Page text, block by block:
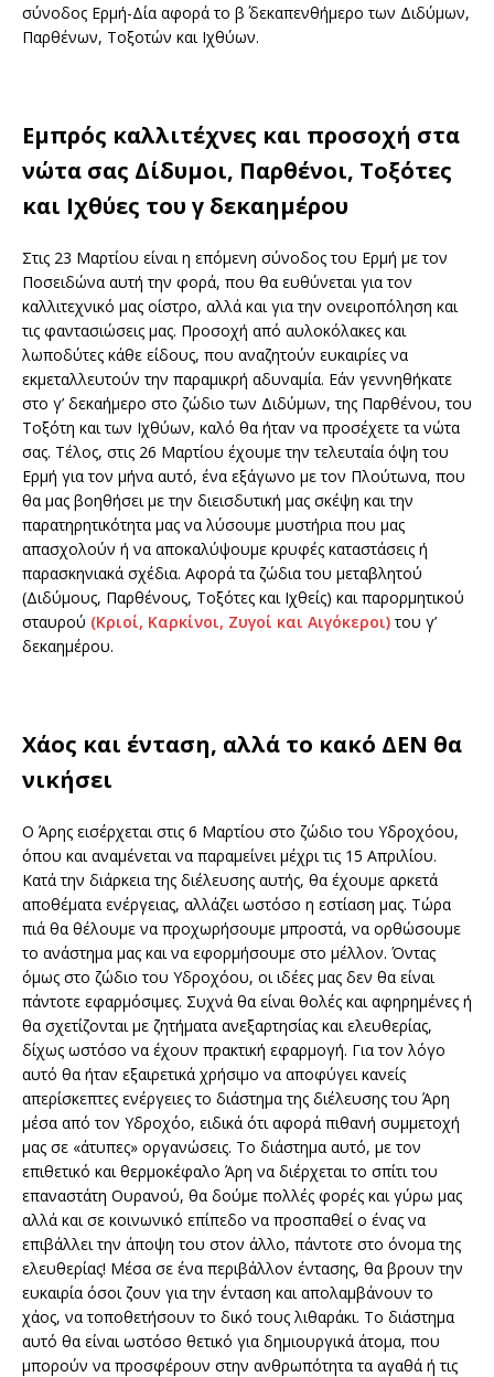
σύνοδος Ερμή-Δία αφορά το β΄ δεκαπενθήμερο των Διδύμων,
Παρθένων, Τοξοτών και Ιχθύων.
Εμπρός καλλιτέχνες και προσοχή στα
νώτα σας Δίδυμοι, Παρθένοι, Τοξότες
και Ιχθύες του γ δεκαημέρου
Στις 23 Μαρτίου είναι η επόμενη σύνοδος του Ερμή με τον
Ποσειδώνα αυτή την φορά, που θα ευθύνεται για τον
καλλιτεχνικό μας οίστρο, αλλά και για την ονειροπόληση και
τις φαντασιώσεις μας. Προσοχή από αυλοκόλακες και
λωποδύτες κάθε είδους, που αναζητούν ευκαιρίες να
εκμεταλλευτούν την παραμικρή αδυναμία. Εάν γεννηθήκατε
στο γ’ δεκαήμερο στο ζώδιο των Διδύμων, της Παρθένου, του
Τοξότη και των Ιχθύων, καλό θα ήταν να προσέχετε τα νώτα
σας. Τέλος, στις 26 Μαρτίου έχουμε την τελευταία όψη του
Ερμή για τον μήνα αυτό, ένα εξάγωνο με τον Πλούτωνα, που
θα μας βοηθήσει με την διεισδυτική μας σκέψη και την
παρατηρητικότητα μας να λύσουμε μυστήρια που μας
απασχολούν ή να αποκαλύψουμε κρυφές καταστάσεις ή
παρασκηνιακά σχέδια. Αφορά τα ζώδια του μεταβλητού
(Διδύμους, Παρθένους, Τοξότες και Ιχθείς) και παρορμητικού
σταυρού (Κριοί, Καρκίνοι, Ζυγοί και Αιγόκεροι)του γ’
δεκαημέρου.
Χάος και ένταση, αλλά το κακό ΔΕΝ θα
νικήσει
Ο Άρης εισέρχεται στις 6 Μαρτίου στο ζώδιο του Υδροχόου,
όπου και αναμένεται να παραμείνει μέχρι τις 15 Απριλίου.
Κατά την διάρκεια της διέλευσης αυτής, θα έχουμε αρκετά
αποθέματα ενέργειας, αλλάζει ωστόσο η εστίαση μας. Τώρα
πιά θα θέλουμε να προχωρήσουμε μπροστά, να ορθώσουμε
το ανάστημα μας και να εφορμήσουμε στο μέλλον. Όντας
όμως στο ζώδιο του Υδροχόου, οι ιδέες μας δεν θα είναι
πάντοτε εφαρμόσιμες. Συχνά θα είναι θολές και αφηρημένες ή
θα σχετίζονται με ζητήματα ανεξαρτησίας και ελευθερίας,
δίχως ωστόσο να έχουν πρακτική εφαρμογή. Για τον λόγο
αυτό θα ήταν εξαιρετικά χρήσιμο να αποφύγει κανείς
απερίσκεπτες ενέργειες το διάστημα της διέλευσης του Άρη
μέσα από τον Υδροχόο, ειδικά ότι αφορά πιθανή συμμετοχή
μας σε «άτυπες» οργανώσεις. Το διάστημα αυτό, με τον
επιθετικό και θερμοκέφαλο Άρη να διέρχεται το σπίτι του
επαναστάτη Ουρανού, θα δούμε πολλές φορές και γύρω μας
αλλά και σε κοινωνικό επίπεδο να προσπαθεί ο ένας να
επιβάλλει την άποψη του στον άλλο, πάντοτε στο όνομα της
ελευθερίας! Μέσα σε ένα περιβάλλον έντασης, θα βρουν την
ευκαιρία όσοι ζουν για την ένταση και απολαμβάνουν το
χάος, να τοποθετήσουν το δικό τους λιθαράκι. Το διάστημα
αυτό θα είναι ωστόσο θετικό για δημιουργικά άτομα, που
μπορούν να προσφέρουν στην ανθρωπότητα τα αγαθά ή τις